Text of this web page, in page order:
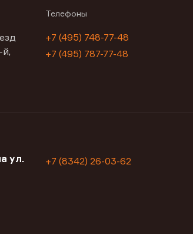
Телефоны
+7 (495) 748-77-48
+7 (495) 787-77-48
ул.
+7 (8342) 26-03-62